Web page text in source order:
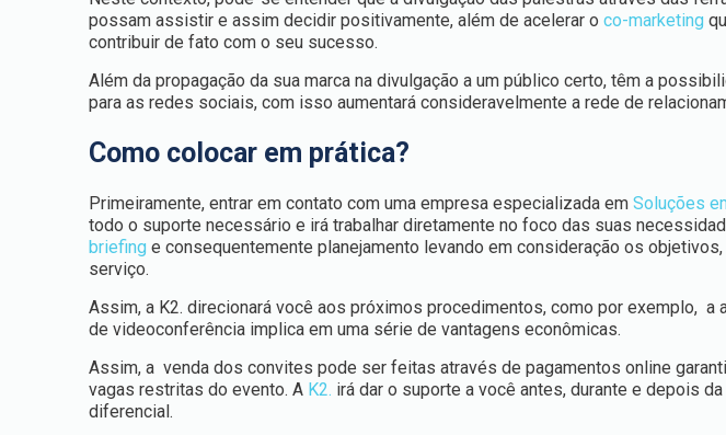
possam assistir e assim decidir positivamente, além de acelerar oco-marketing
contribuir de fato com o seu sucesso.
Além da propagação da sua marca na divulgação a um público certo, têm a
para as redes sociais, com isso aumentará consideravelmente a rede de
Como colocar em prática?
Primeiramente, entrar em contato com uma empresa especializada emSoluções
todo o suporte necessário e irá trabalhar diretamente no foco das suas
briefing e consequentemente planejamento levando em consideração os
serviço.
Assim, a K2. direcionará você aos próximos procedimentos, como por exemplo, a
de videoconferência implica em uma série de vantagens econômicas.
Assim, a venda dos convites pode ser feitas através de pagamentos online
vagas restritas do evento. A K2. irá dar o suporte a você antes, durante e depois
diferencial.